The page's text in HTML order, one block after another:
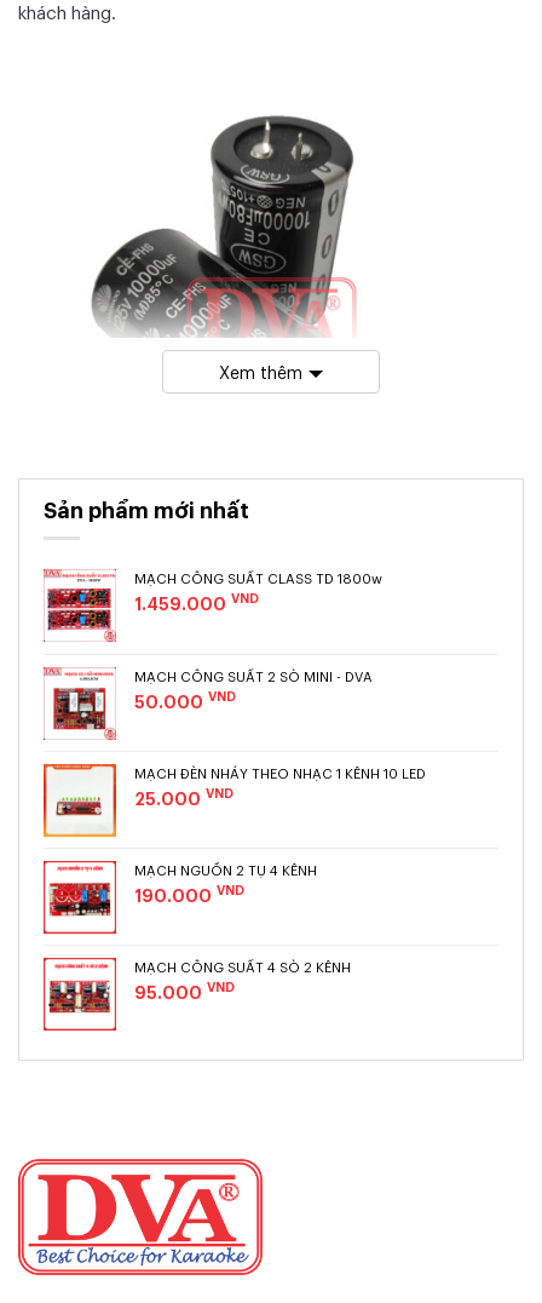
khách hàng.
Thông số kĩ thuật Tụ nguồn 10.000uF 125v :
– Điện áp : 125V (Có thể chịu điện áp đến 140V trong thời
– Điện dung : 10.000uF (+/-10%) đã đo kiểm thực tế.
– đường kính : 35mm.
– chiều cao 70mm.
Gía trên gồm 1 con tụ
Xem thêm
Sản phẩm mới nhất
MẠCH CÔNG SUẤT CLASS TD 1800w
1.459.000 VND
MẠCH CÔNG SUẤT 2 SÒ MINI - DVA
50.000 VND
MẠCH ĐÈN NHÁY THEO NHẠC 1 KÊNH 10 LED
25.000 VND
MẠCH NGUỒN 2 TỤ 4 KÊNH
190.000 VND
MẠCH CÔNG SUẤT 4 SÒ 2 KÊNH
95.000 VND